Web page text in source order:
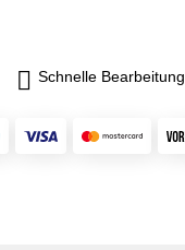
Schnelle Bearbeitung